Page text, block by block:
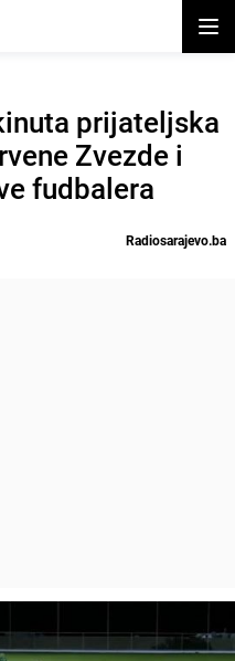
prijateljska
Zvezde i
fudbalera
Radiosarajevo.ba